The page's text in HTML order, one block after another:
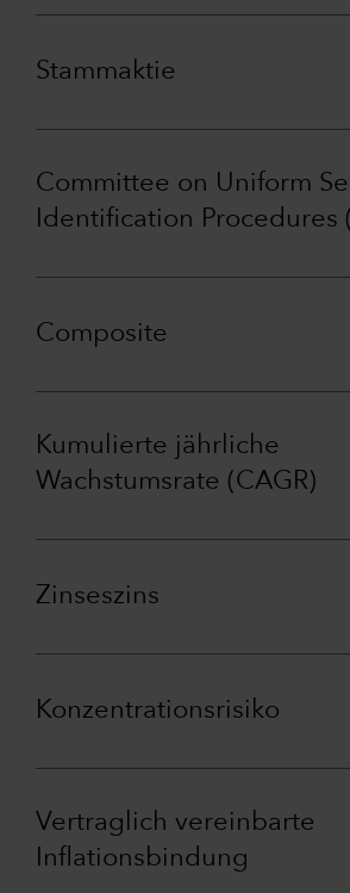
Stammaktie
Committee on Uniform
Identification Procedures
Composite
Kumulierte jährliche
Wachstumsrate (CAGR)
Zinseszins
Konzentrationsrisiko
Vertraglich vereinbarte
Inflationsbindung